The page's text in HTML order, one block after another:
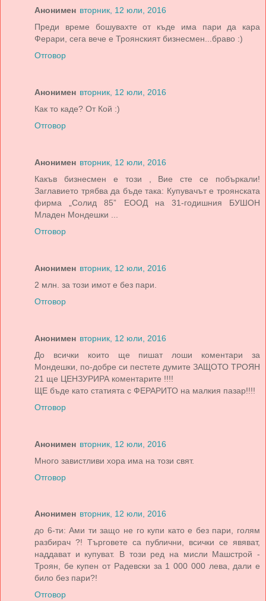
Анонимен вторник, 12 юли, 2016
Преди време бошувахте от къде има пари да кара
Ферари, сега вече е Троянският бизнесмен...браво :)
Отговор
Анонимен вторник, 12 юли, 2016
Как то каде? От Кой :)
Отговор
Анонимен вторник, 12 юли, 2016
Какъв бизнесмен е този , Вие сте се побъркали!
Заглавието трябва да бъде така: Купувачът е троянската
фирма „Солид 85” ЕООД на 31-годишния БУШОН
Младен Мондешки ...
Отговор
Анонимен вторник, 12 юли, 2016
2 млн. за този имот е без пари.
Отговор
Анонимен вторник, 12 юли, 2016
До всички които ще пишат лоши коментари за
Мондешки, по-добре си пестете думите ЗАЩОТО ТРОЯН
21 ще ЦЕНЗУРИРА коментарите !!!!
ЩЕ бъде като статията с ФЕРАРИТО на малкия пазар!!!!
Отговор
Анонимен вторник, 12 юли, 2016
Много завистливи хора има на този свят.
Отговор
Анонимен вторник, 12 юли, 2016
до 6-ти: Ами ти защо не го купи като е без пари, голям
разбирач ?! Търговете са публични, всички се явяват,
наддават и купуват. В този ред на мисли Машстрой -
Троян, бе купен от Радевски за 1 000 000 лева, дали е
било без пари?!
Отговор